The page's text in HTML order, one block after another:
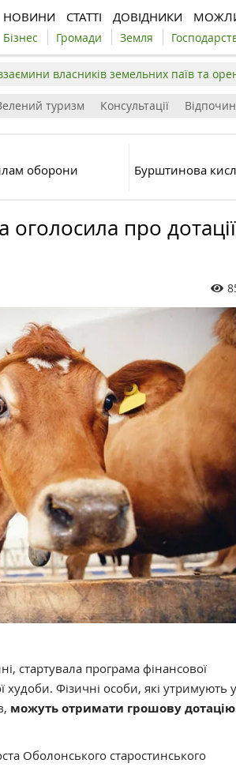
НОВИНИ СТАТТІ ДОВІДНИКИ
Бізнес Громади Земля
власників земельних паїв та
туризм Консультації
оборони
Бурштинова
оголосила про дотації
стартувала програма фінансової
худоби. Фізичні особи, які утримують у
можуть отримати грошову дотацію
Оболонського старостинського